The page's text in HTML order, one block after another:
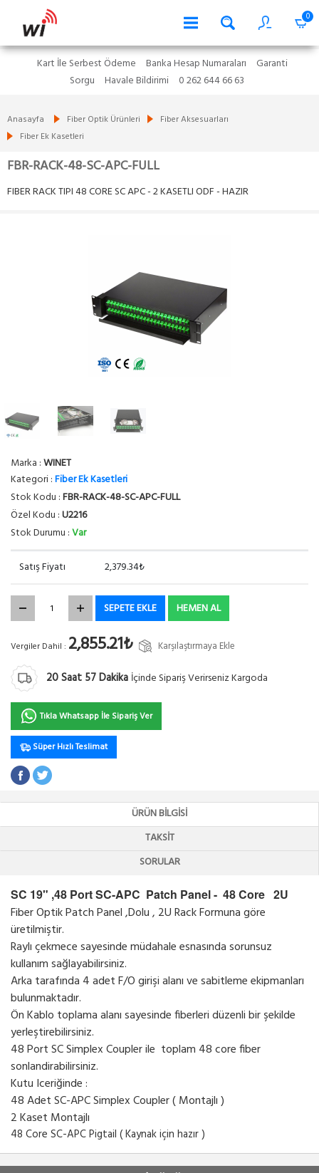
0
Kart İle Serbest Ödeme Banka Hesap Numaraları
Garanti
Sorgu
Havale Bildirimi 0 262 644 66 63
Anasayfa Fiber Optik Ürünleri
Fiber Aksesuarları
Fiber Ek Kasetleri
FBR-RACK-48-SC-APC-FULL
FIBER RACK TIPI 48 CORE SC APC - 2 KASETLI ODF - HAZIR
Marka :WINET
Kategori :Fiber Ek Kasetleri
Stok Kodu :FBR-RACK-48-SC-APC-FULL
Özel Kodu :U2216
Stok Durumu :Var
Satış Fiyatı 2,379.34₺
SEPETE EKLE HEMEN AL
Vergiler Dahil : 2,855.21₺ Karşılaştırmaya Ekle
20Saat 57Dakika İçinde Sipariş Verirseniz Kargoda
Tıkla Whatsapp İle Sipariş Ver
Süper Hızlı Teslimat
ÜRÜN BILGISI
TAKSIT
SORULAR
SC 19" ,48 Port SC-APC Patch Panel - 48 Core 2U
Fiber Optik Patch Panel ,Dolu , 2U Rack Formuna göre
üretilmiştir.
Raylı çekmece sayesinde müdahale esnasında sorunsuz
kullanım sağlayabilirsiniz.
Arka tarafında 4 adet F/O girişi alanı ve sabitleme ekipmanları
bulunmaktadır.
Ön Kablo toplama alanı sayesinde fiberleri düzenli bir şekilde
yerleştirebilirsiniz.
48 Port SC Simplex Coupler ile toplam 48 core fiber
sonlandirabilirsiniz.
Kutu Iceriğinde :
48 Adet SC-APC Simplex Coupler ( Montajlı )
2 Kaset Montajlı
48 Core SC-APC Pigtail ( Kaynak için hazır )